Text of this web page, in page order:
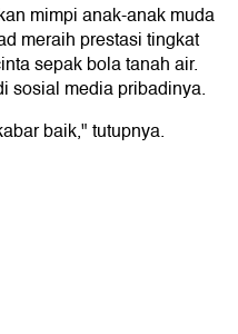
mimpi anak-anak muda
meraih prestasi tingkat
sepak bola tanah air.
sosial media pribadinya.
baik," tutupnya.